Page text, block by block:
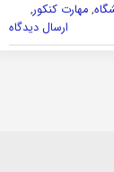
,مهارت کنکور,
ارسال دیدگاه